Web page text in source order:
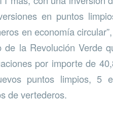
en puntos
en economía
la Revolución Verde
por importe de
puntos limpios, 5
de vertederos.